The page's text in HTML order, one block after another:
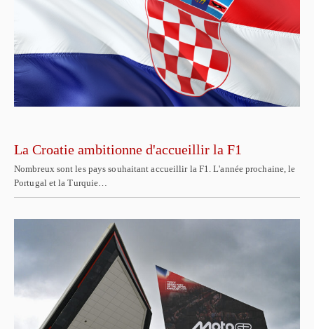
La Croatie ambitionne d'accueillir la F1
Nombreux sont les pays souhaitant accueillir la F1. L'année prochaine, le
Portugal et la Turquie…